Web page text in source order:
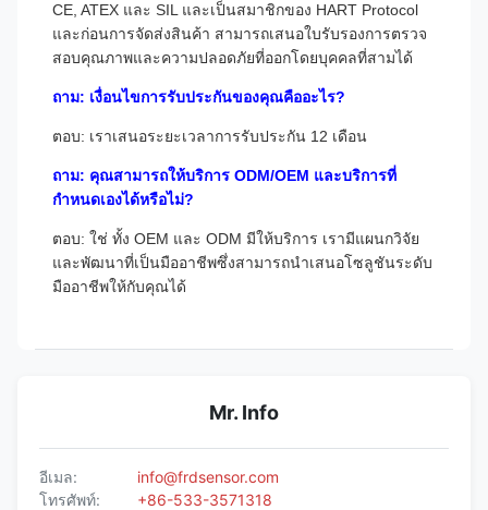
CE, ATEX และ SIL และเป็นสมาชิกของ HART Protocol
และก่อนการจัดส่งสินค้า สามารถเสนอใบรับรองการตรวจ
สอบคุณภาพและความปลอดภัยที่ออกโดยบุคคลที่สามได้
ถาม: เงื่อนไขการรับประกันของคุณคืออะไร?
ตอบ: เราเสนอระยะเวลาการรับประกัน 12 เดือน
ถาม: คุณสามารถให้บริการ ODM/OEM และบริการที่
กำหนดเองได้หรือไม่?
ตอบ: ใช่ ทั้ง OEM และ ODM มีให้บริการ เรามีแผนกวิจัย
และพัฒนาที่เป็นมืออาชีพซึ่งสามารถนำเสนอโซลูชันระดับ
มืออาชีพให้กับคุณได้
Mr. Info
อีเมล:
info@frdsensor.com
โทรศัพท์:
+86-533-3571318